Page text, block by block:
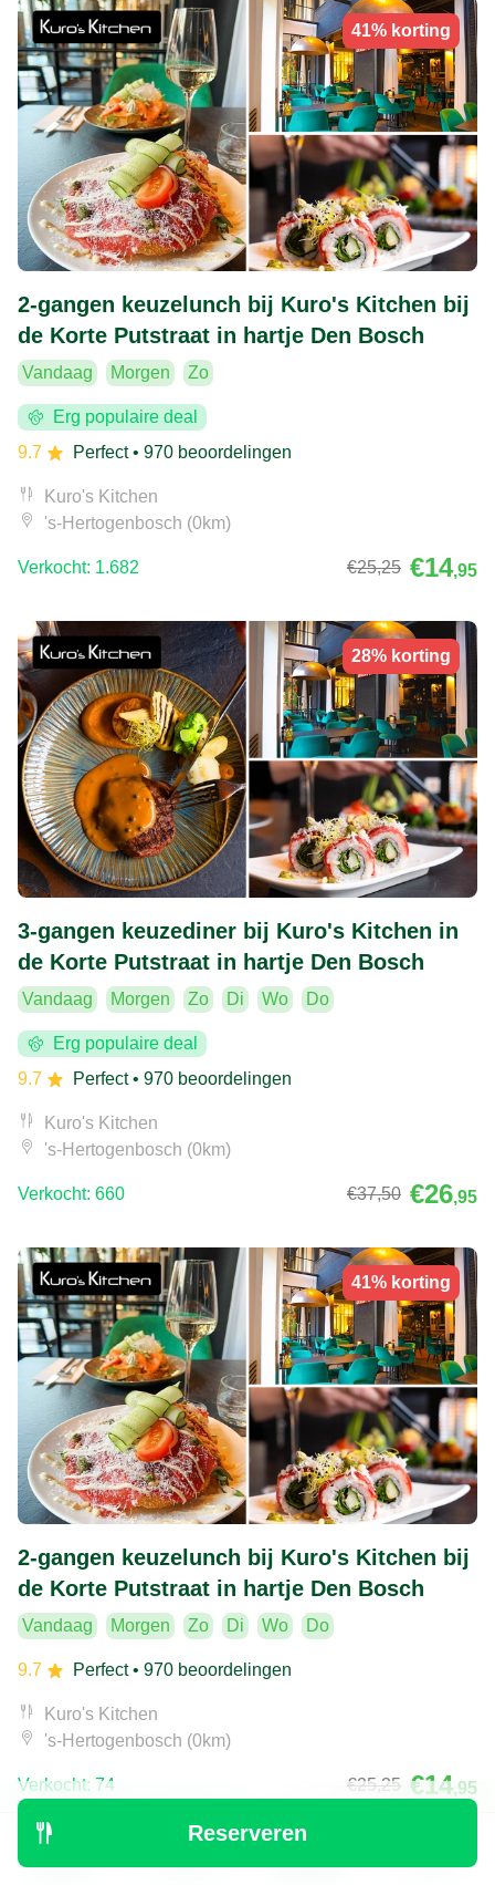
Reserveren
41% korting
2-gangen keuzelunch bij Kuro's Kitchen bij
de Korte Putstraat in hartje Den Bosch
Vandaag Morgen Zo
Erg populaire deal
9.7
Perfect• 970 beoordelingen
Kuro's Kitchen
's-Hertogenbosch (0km)
Verkocht: 1.682 €25,25 €14,95
28% korting
3-gangen keuzediner bij Kuro's Kitchen in
de Korte Putstraat in hartje Den Bosch
Vandaag Morgen Zo Di Wo Do
Erg populaire deal
9.7
Perfect• 970 beoordelingen
Kuro's Kitchen
's-Hertogenbosch (0km)
Verkocht: 660 €37,50 €26,95
41% korting
2-gangen keuzelunch bij Kuro's Kitchen bij
de Korte Putstraat in hartje Den Bosch
Vandaag Morgen Zo Di Wo Do
9.7 Perfect• 970 beoordelingen
Kuro's Kitchen
's-Hertogenbosch (0km)
Verkocht: 74 €25,25 €14,95
45% korting